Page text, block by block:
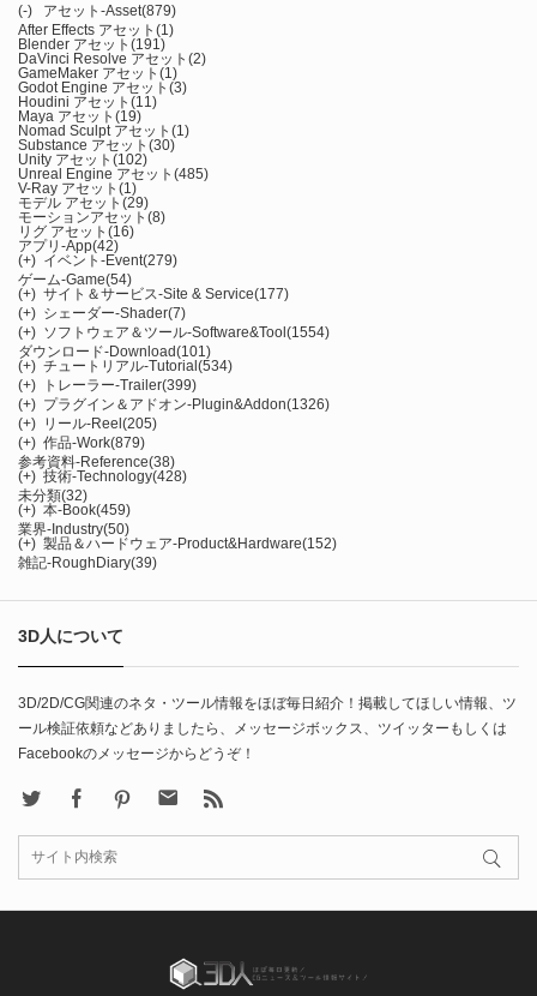
(-) アセット-Asset(879)
After Effects アセット (1)
Blender アセット (191)
DaVinci Resolve アセット (2)
GameMaker アセット (1)
Godot Engine アセット (3)
Houdini アセット (11)
Maya アセット (19)
Nomad Sculpt アセット (1)
Substance アセット (30)
Unity アセット (102)
Unreal Engine アセット (485)
V-Ray アセット (1)
モデル アセット (29)
モーションアセット (8)
リグ アセット (16)
アプリ-App(42)
(+) イベント-Event(279)
ゲーム-Game(54)
(+) サイト＆サービス-Site & Service(177)
(+) シェーダー-Shader(7)
(+) ソフトウェア＆ツール-Software&Tool(1554)
ダウンロード-Download(101)
(+) チュートリアル-Tutorial(534)
(+)
トレーラー-Trailer(399)
(+) プラグイン＆アドオン-Plugin&Addon(1326)
(+) リール-Reel(205)
(+) 作品-Work(879)
参考資料-Reference(38)
(+) 技術-Technology(428)
未分類(32)
(+) 本-Book(459)
業界-Industry(50)
(+) 製品＆ハードウェア-Product&Hardware(152)
雑記-RoughDiary(39)
3D人について
3D/2D/CG関連のネタ・ツール情報をほぼ毎日紹介！掲載してほしい情報、ツ
ール検証依頼などありましたら、メッセージボックス、ツイッターもしくは
Facebookのメッセージからどうぞ！
FacebookPinterest Contact